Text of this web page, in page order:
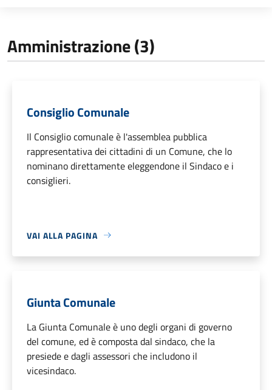
Amministrazione (3)
Consiglio Comunale
Il Consiglio comunale è l'assemblea pubblica
rappresentativa dei cittadini di un Comune, che lo
nominano direttamente eleggendone il Sindaco e i
consiglieri.
VAI ALLA PAGINA
Giunta Comunale
La Giunta Comunale è uno degli organi di governo
del comune, ed è composta dal sindaco, che la
presiede e dagli assessori che includono il
vicesindaco.